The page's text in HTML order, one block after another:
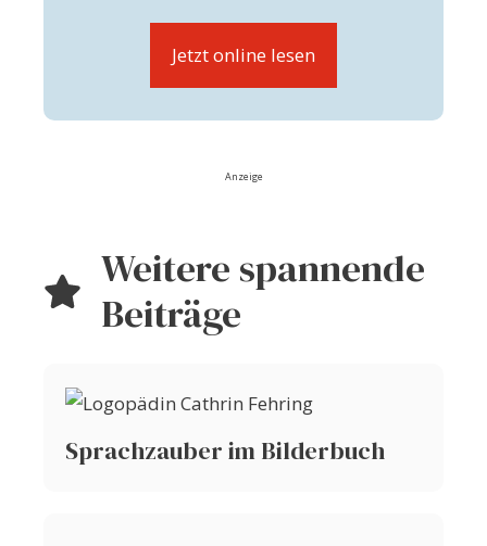
Jetzt online lesen
Anzeige
Weitere spannende
Beiträge
Sprachzauber im Bilderbuch